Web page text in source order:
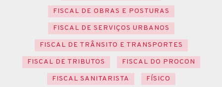
FISCAL DE OBRAS E POSTURAS
FISCAL DE SERVIÇOS URBANOS
FISCAL DE TRÂNSITO E TRANSPORTES
FISCAL DE TRIBUTOS
FISCAL DO PROCON
FISCAL SANITARISTA
FÍSICO